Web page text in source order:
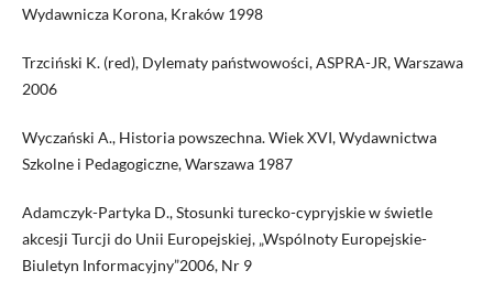
Wydawnicza Korona, Kraków 1998
Trzciński K. (red), Dylematy państwowości, ASPRA-JR, Warszawa
2006
Wyczański A., Historia powszechna. Wiek XVI, Wydawnictwa
Szkolne i Pedagogiczne, Warszawa 1987
Adamczyk-Partyka D., Stosunki turecko-cypryjskie w świetle
akcesji Turcji do Unii Europejskiej, „Wspólnoty Europejskie-
Biuletyn Informacyjny”2006, Nr 9